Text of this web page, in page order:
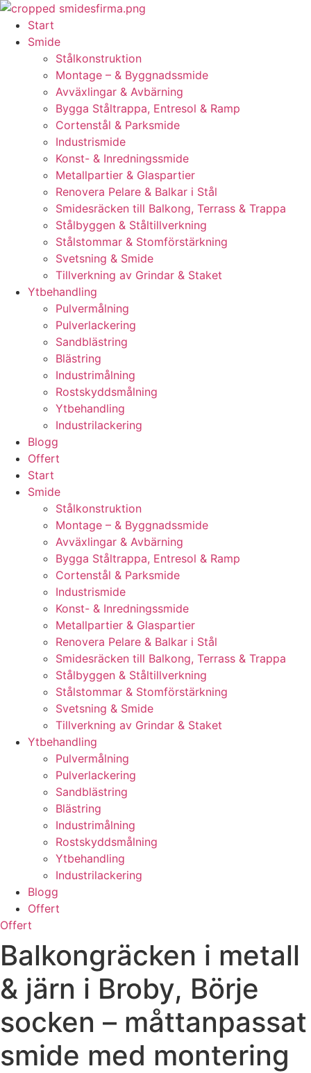
Skip
content
Start
Smide
Stålkonstruktion
Montage – & Byggnadssmide
Avväxlingar & Avbärning
Bygga Ståltrappa, Entresol & Ramp
Cortenstål & Parksmide
Industrismide
Konst- & Inredningssmide
Metallpartier & Glaspartier
Renovera Pelare & Balkar i Stål
Smidesräcken till Balkong, Terrass & Trappa
Stålbyggen & Ståltillverkning
Stålstommar & Stomförstärkning
Svetsning & Smide
Tillverkning av Grindar & Staket
Ytbehandling
Pulvermålning
Pulverlackering
Sandblästring
Blästring
Industrimålning
Rostskyddsmålning
Ytbehandling
Industrilackering
Blogg
Offert
Start
Smide
Stålkonstruktion
Montage – & Byggnadssmide
Avväxlingar & Avbärning
Bygga Ståltrappa, Entresol & Ramp
Cortenstål & Parksmide
Industrismide
Konst- & Inredningssmide
Metallpartier & Glaspartier
Renovera Pelare & Balkar i Stål
Smidesräcken till Balkong, Terrass & Trappa
Stålbyggen & Ståltillverkning
Stålstommar & Stomförstärkning
Svetsning & Smide
Tillverkning av Grindar & Staket
Ytbehandling
Pulvermålning
Pulverlackering
Sandblästring
Blästring
Industrimålning
Rostskyddsmålning
Ytbehandling
Industrilackering
Blogg
Offert
Offert
Balkongräcken i metall
& järn i Broby, Börje
socken – måttanpassat
smide med montering